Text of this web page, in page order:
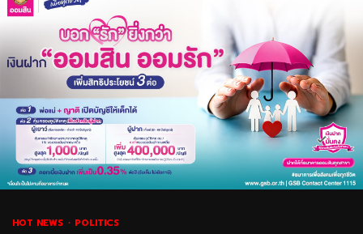
HOT NEWS POLITICS